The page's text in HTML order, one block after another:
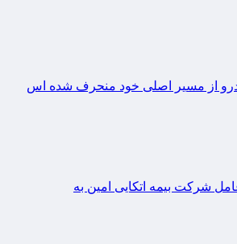
از مسیر اصلی خود منحرف شده اس
شرکت بیمه اتکایی امین به